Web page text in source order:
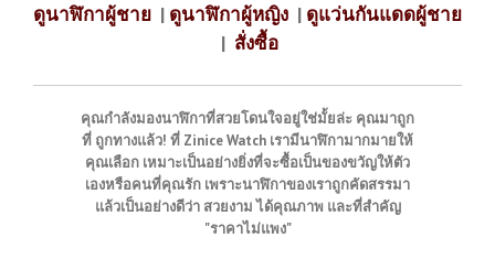
ดูนาฬิกาผู้ชาย | ดูนาฬิกาผู้หญิง | ดูแว่นกันแดดผู้ชาย
| สั่งซื้อ
คุณกำลังมองนาฬิกาที่สวยโดนใจอยู่ใช่มั้ยล่ะ คุณมาถูก
ที่ ถูกทางแล้ว! ที่ Zinice Watch เรามีนาฬิกามากมายให้
คุณเลือก เหมาะเป็นอย่างยิ่งที่จะซื้อเป็นของขวัญให้ตัว
เองหรือคนที่คุณรัก เพราะนาฬิกาของเราถูกคัดสรรมา
แล้วเป็นอย่างดีว่า สวยงาม ได้คุณภาพ และที่สำคัญ
"ราคาไม่แพง"